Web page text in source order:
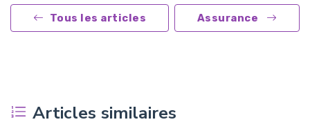
Tous les articles Assurance
Articles similaires